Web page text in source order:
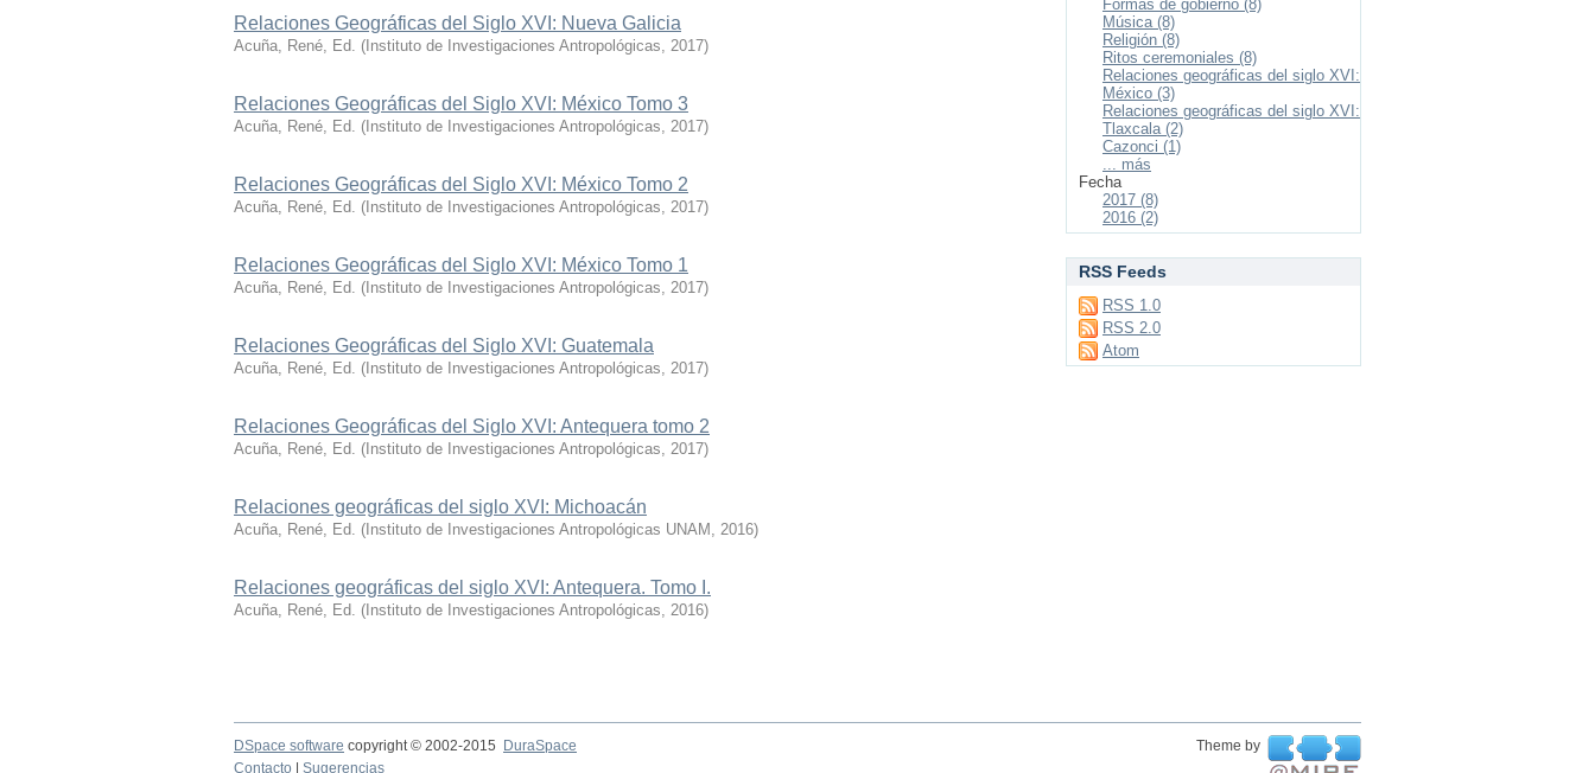
Relaciones Geográficas del Siglo XVI: Nueva Galicia
Acuña, René, Ed. ( Instituto de Investigaciones Antropológicas, 2017)
Relaciones Geográficas del Siglo XVI: México Tomo 3
Acuña, René, Ed. ( Instituto de Investigaciones Antropológicas, 2017)
Relaciones Geográficas del Siglo XVI: México Tomo 2
Acuña, René, Ed. ( Instituto de Investigaciones Antropológicas, 2017)
Relaciones Geográficas del Siglo XVI: México Tomo 1
Acuña, René, Ed. ( Instituto de Investigaciones Antropológicas, 2017)
Relaciones Geográficas del Siglo XVI: Guatemala
Acuña, René, Ed. ( Instituto de Investigaciones Antropológicas, 2017)
Relaciones Geográficas del Siglo XVI: Antequera tomo 2
Acuña, René, Ed. ( Instituto de Investigaciones Antropológicas, 2017)
Relaciones geográficas del siglo XVI: Michoacán
Acuña, René, Ed. ( Instituto de Investigaciones Antropológicas UNAM , 2016)
Relaciones geográficas del siglo XVI: Antequera. Tomo I.
Acuña, René, Ed. ( Instituto de Investigaciones Antropológicas, 2016)
Formas de gobierno (8)
Música (8)
Religión (8)
Ritos ceremoniales (8)
Relaciones geográficas del siglo XVI:
México (3)
Relaciones geográficas del siglo XVI:
Tlaxcala (2)
Cazonci (1)
... más
Fecha
2017 (8)
2016 (2)
RSS Feeds
RSS 1.0
RSS 2.0
Atom
DSpace software copyright © 2002-2015 DuraSpace
Theme by
Contacto
Sugerencias